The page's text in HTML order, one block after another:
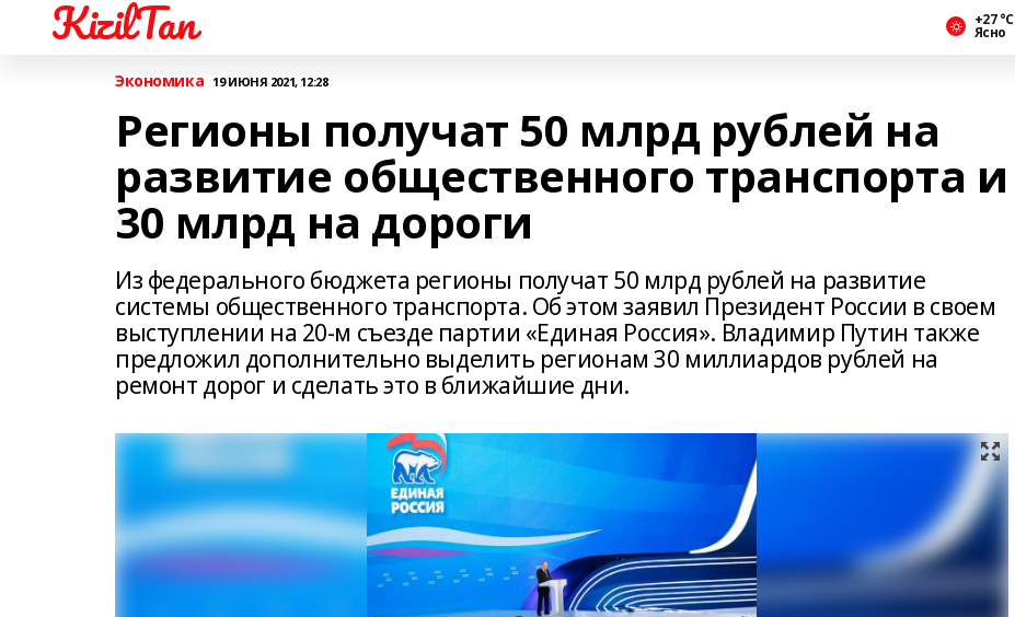
KizilTan +27 °С
Ясно
Экономика 19 ИЮНЯ 2021, 12:28
Регионы получат 50 млрд рублей на
развитие общественного транспорта и
30 млрд на дороги
Из федерального бюджета регионы получат 50 млрд рублей на развитие
системы общественного транспорта. Об этом заявил Президент России в своем
выступлении на 20-м съезде партии «Единая Россия». Владимир Путин также
предложил дополнительно выделить регионам 30 миллиардов рублей на
ремонт дорог и сделать это в ближайшие дни.